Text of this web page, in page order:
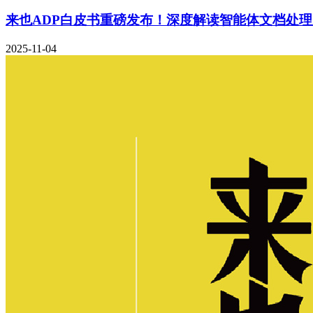
来也ADP白皮书重磅发布！深度解读智能体文档处
2025-11-04